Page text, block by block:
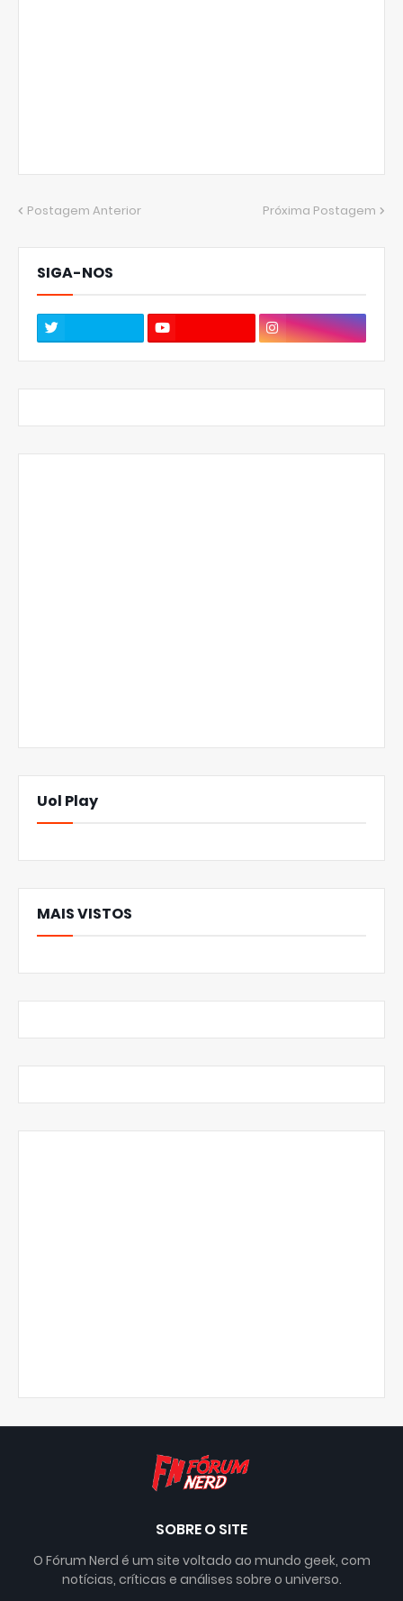
Postagem Anterior Próxima Postagem
SIGA-NOS
Uol Play
MAIS VISTOS
SOBRE O SITE
O Fórum Nerd é um site voltado ao mundo geek, com
notícias, críticas e análises sobre o universo.